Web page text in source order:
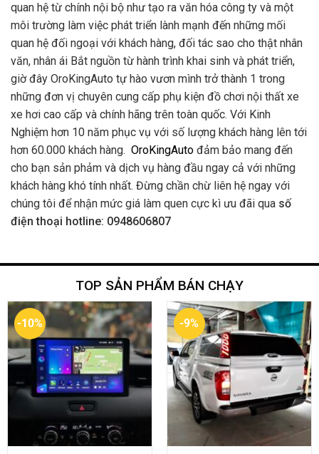
quan hệ từ chính nội bộ như tạo ra văn hóa công ty và một
môi trường làm việc phát triển lành mạnh đến những mối
quan hệ đối ngoại với khách hàng, đối tác sao cho thật nhân
văn, nhân ái Bắt nguồn từ hành trình khai sinh và phát triển,
giờ đây OroKingAuto tự hào vươn mình trở thành 1 trong
những đơn vị chuyên cung cấp phụ kiện đồ chơi nội thất xe
xe hơi cao cấp và chính hãng trên toàn quốc. Với Kinh
Nghiệm hơn 10 năm phục vụ với số lượng khách hàng lên tới
hơn 60.000 khách hàng. OroKingAuto đảm bảo mang đến
cho bạn sản phảm và dịch vụ hàng đầu ngay cả với những
khách hàng khó tính nhất. Đừng chần chừ liên hệ ngay với
chúng tôi để nhận mức giá làm quen cực kì ưu đãi qua số
điện thoại hotline: 0948606807
TOP SẢN PHẨM BÁN CHẠY
-10% -9%